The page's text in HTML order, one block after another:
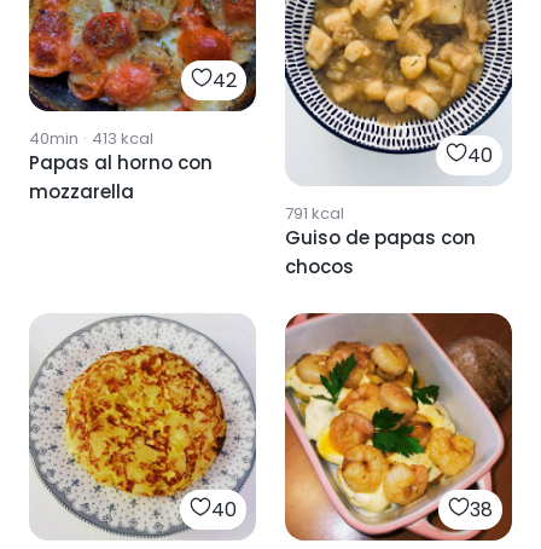
42
40min · 413 kcal
Papas al horno con
mozzarella
40
791 kcal
Guiso de papas con
chocos
40 38